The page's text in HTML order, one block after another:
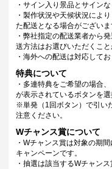
・サイン入り景品とサイン
・製作状況や天候状況によ
た配送となる場合がございま
・弊社指定の配送業者から
送方法はお選びいただくこと
・海外への配送は対応してお
特典について
・多連特典をご希望の場合
が表示されているボタンを
※単発（1回ボタン）で引い
注意ください。
Wチャンス賞について
・Wチャンス賞は対象の期
キャンペーンです。
・抽選は該当するWチャン